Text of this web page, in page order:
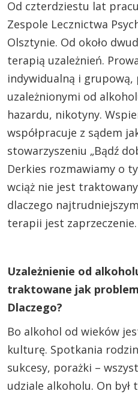
Od czterdziestu lat
Zespole Lecznictwa
Olsztynie. Od około
terapią uzależnień.
indywidualną i grupową,
uzależnionymi od
hazardu, nikotyny.
współpracuje z sądem
stowarzyszeniu „Bądź
Derkies rozmawiamy o
wciąż nie jest
dlaczego
terapii jest zaprzeczenie.
Uzależnienie od
traktowane jak problem
Dlaczego?
Bo alkohol od wieków
kulturę. Spotkania
sukcesy, porażki –
udziale alkoholu. On był